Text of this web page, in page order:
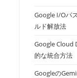
Google I/Oパ
ルド解放法
Google Cloud
的な統合方法
Googleの